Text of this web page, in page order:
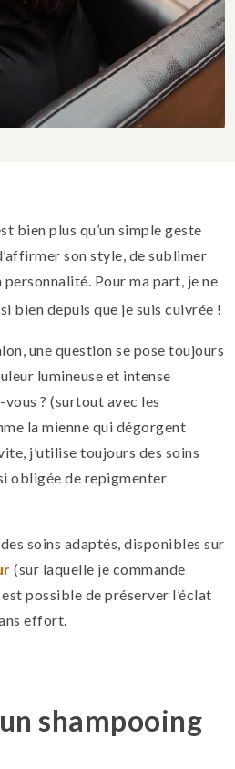
bien plus qu’un simple geste
son style, de sublimer
Pour ma part, je ne
bien depuis que je suis cuivrée !
une question se pose toujours
lumineuse et intense
vous ? (surtout avec les
la mienne qui dégorgent
j’utilise toujours des soins
obligée de repigmenter
soins adaptés, disponibles sur
(sur laquelle je commande
possible de préserver l’éclat
effort.
shampooing